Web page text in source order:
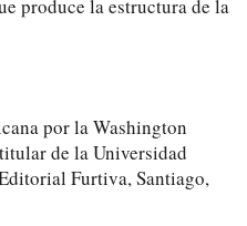
produce la estructura de la
por la Washington
de la Universidad
Furtiva, Santiago,